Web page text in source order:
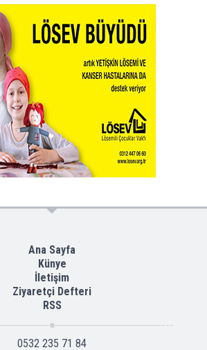
Ana Sayfa
Künye
İletişim
Ziyaretçi Defteri
RSS
0532 235 71 84